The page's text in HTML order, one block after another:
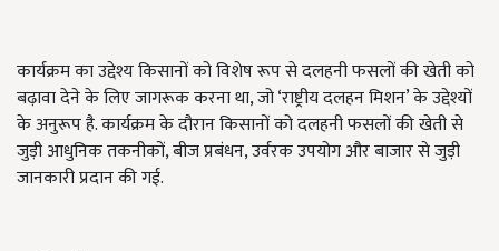
कार्यक्रम का उद्देश्य किसानों को विशेष रूप से दलहनी फसलों की खेती को
बढ़ावा देने के लिए जागरूक करना था, जो ‘राष्ट्रीय दलहन मिशन’ के उद्देश्यों
के अनुरूप है. कार्यक्रम के दौरान किसानों को दलहनी फसलों की खेती से
जुड़ी आधुनिक तकनीकों, बीज प्रबंधन, उर्वरक उपयोग और बाजार से जुड़ी
जानकारी प्रदान की गई.